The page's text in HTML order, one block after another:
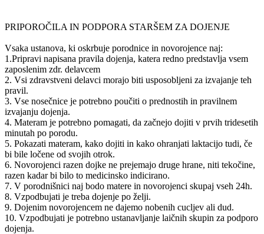
PRIPOROČILA IN PODPORA STARŠEM ZA DOJENJE
Vsaka ustanova, ki oskrbuje porodnice in novorojence naj:
1.Pripravi napisana pravila dojenja, katera redno predstavlja vsem
zaposlenim zdr. delavcem
2. Vsi zdravstveni delavci morajo biti usposobljeni za izvajanje teh
pravil.
3. Vse nosečnice je potrebno poučiti o prednostih in pravilnem
izvajanju dojenja.
4. Materam je potrebno pomagati, da začnejo dojiti v prvih tridesetih
minutah po porodu.
5. Pokazati materam, kako dojiti in kako ohranjati laktacijo tudi, če
bi bile ločene od svojih otrok.
6. Novorojenci razen dojke ne prejemajo druge hrane, niti tekočine,
razen kadar bi bilo to medicinsko indicirano.
7. V porodnišnici naj bodo matere in novorojenci skupaj vseh 24h.
8. Vzpodbujati je treba dojenje po želji.
9. Dojenim novorojencem ne dajemo nobenih cucljev ali dud.
10. Vzpodbujati je potrebno ustanavljanje laičnih skupin za podporo
dojenja.